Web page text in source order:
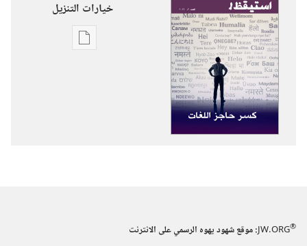
خيارات التنزيل
خيارات
JW.ORG®
:‏ موقع شهود يهوه الرسمي على الانترنت